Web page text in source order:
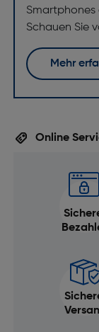
Smartphones
Schauen Sie
Mehr
Online